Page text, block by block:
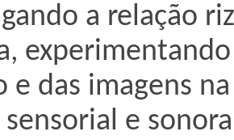
a relação
e das imagens
sensorial e